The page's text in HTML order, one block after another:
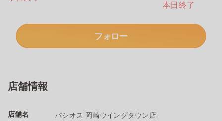
本日終了
フォロー
店舗情報
店舗名 パシオス 岡崎ウイングタウン店